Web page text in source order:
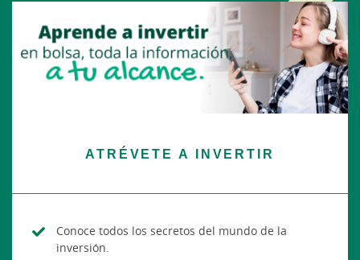
ATRÉVETE A INVERTIR
Conoce todos los secretos del mundo de la
inversión.